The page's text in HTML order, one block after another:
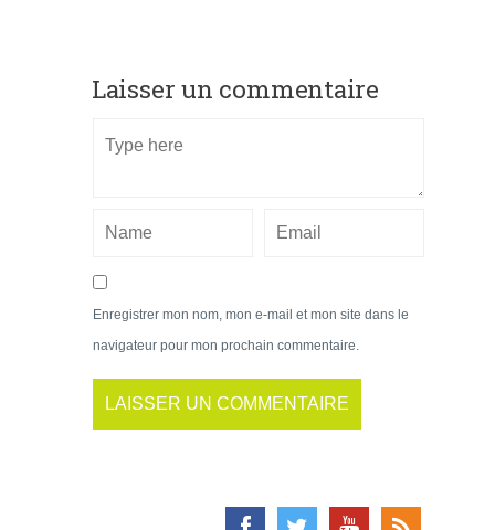
Laisser un commentaire
Enregistrer mon nom, mon e-mail et mon site dans le
navigateur pour mon prochain commentaire.